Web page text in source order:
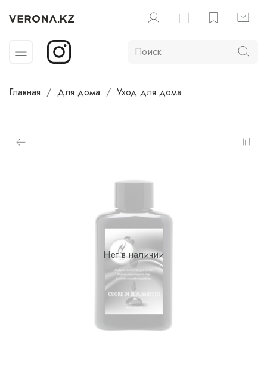
Главная Для дома Уход для дома
Нет в наличии